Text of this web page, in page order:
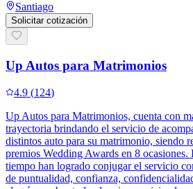
Santiago
Solicitar cotización
Up Autos para Matrimonios
4.9 (124)
Up Autos para Matrimonios, cuenta con
trayectoria brindando el servicio de
distintos auto para su matrimonio, siendo
premios Wedding Awards en 8 ocasiones.
tiempo han logrado conjugar el servicio
de puntualidad, confianza,